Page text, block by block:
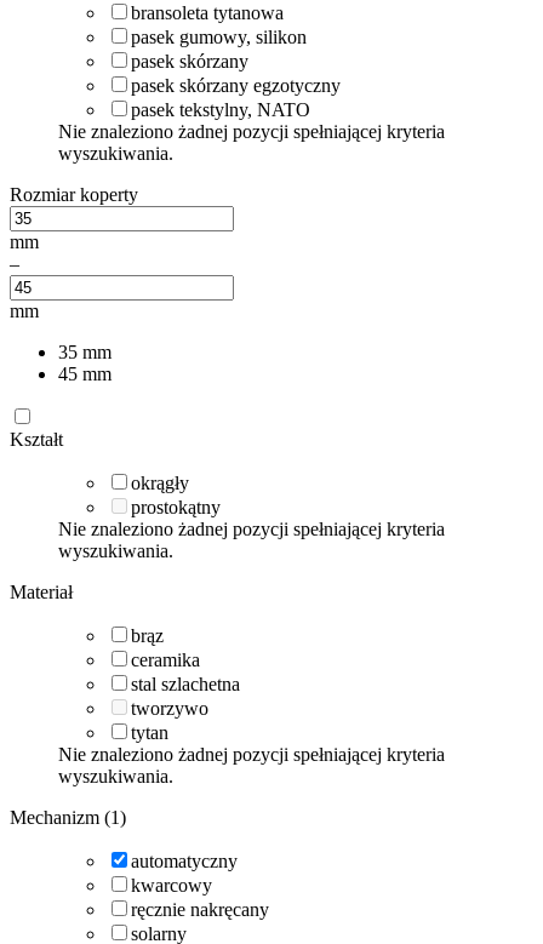
bransoleta tytanowa
pasek gumowy, silikon
pasek skórzany
pasek skórzany egzotyczny
pasek tekstylny, NATO
Nie znaleziono żadnej pozycji spełniającej kryteria
wyszukiwania.
Rozmiar koperty
mm
–
mm
35 mm
45 mm
Kształt
okrągły
prostokątny
Nie znaleziono żadnej pozycji spełniającej kryteria
wyszukiwania.
Materiał
brąz
ceramika
stal szlachetna
tworzywo
tytan
Nie znaleziono żadnej pozycji spełniającej kryteria
wyszukiwania.
Mechanizm (1)
automatyczny
kwarcowy
ręcznie nakręcany
solarny